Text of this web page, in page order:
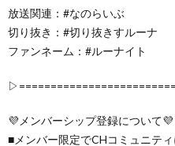
放送関連：#なのらいぶ
切り抜き：#切り抜きすルーナ
ファンネーム：#ルーナイト
💜メンバーシップ登録について💜
■メンバー限定でCHコミュニテ